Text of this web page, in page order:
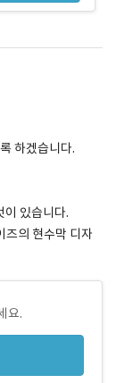
하겠습니다.
이 있습니다.
즈의 현수막 디자
요.